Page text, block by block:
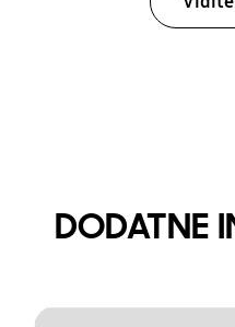
DODATNE